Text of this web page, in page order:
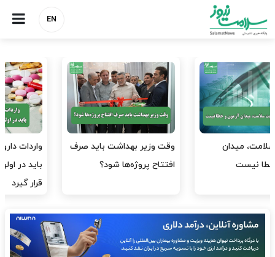
EN
وقت وزیر بهداشت باید صرف
افتتاح پروژه‌ها شود؟
واردات دارو و کالاهای اساسی
باید در اولویت تخصیص ارز